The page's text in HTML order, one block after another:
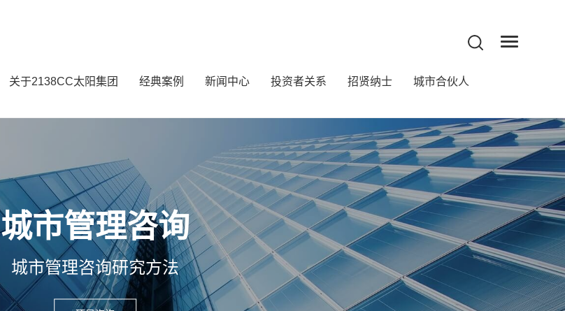
关于2138CC太阳集团 经典案例 新闻中心 投资者关系 招贤纳士 城市合伙人
城市管理咨询
城市管理咨询研究⽅法